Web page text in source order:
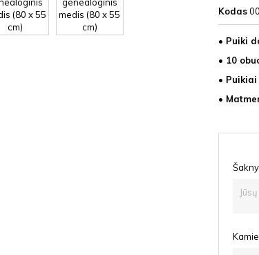
Kodas
• Puiki
• 10
•
•